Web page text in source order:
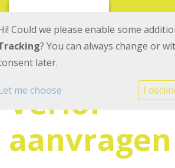
Verlof
aanvragen
Could we please enable some
? You can always change or
later.
me choose I